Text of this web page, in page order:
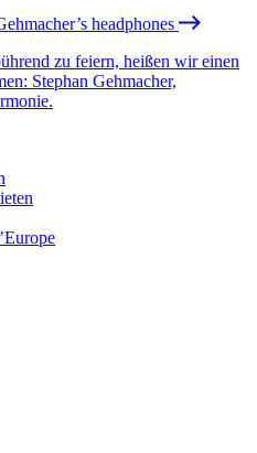
headphones
zu feiern, heißen wir einen
Stephan Gehmacher,